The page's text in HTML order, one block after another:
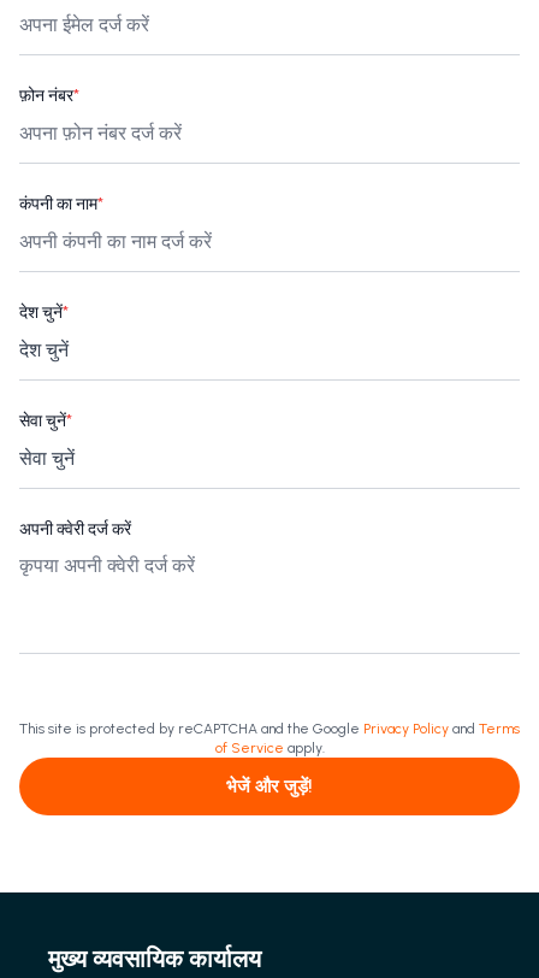
फ़ोन नंबर*
कंपनी का नाम*
देश चुनें*
सेवा चुनें*
अपनी क्वेरी दर्ज करें
This site is protected by reCAPTCHA and the Google Privacy Policy and Terms
of Service apply.
भेजें और जुड़ें!
मुख्य व्यवसायिक कार्यालय